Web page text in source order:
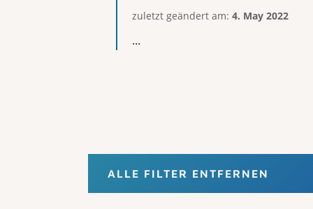
zuletzt geändert am: 4. May 2022
...
ALLE FILTER ENTFERNEN